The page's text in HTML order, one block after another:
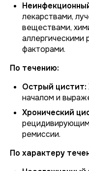
лекарствами,
веществами,
аллергическими
факторами.
По течению:
Острый цистит:
началом и
Хронический
ремиссии.
По характеру